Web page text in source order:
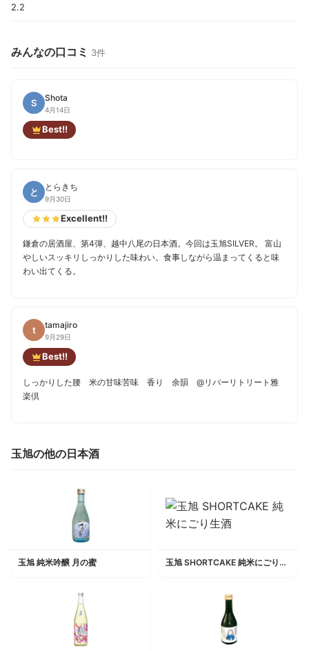
2.2
みんなの口コミ 3件
S Shota
4月14日
Best!!
と とらきち
9月30日
Excellent!!
鎌倉の居酒屋、第4弾、越中八尾の日本酒。今回は玉旭SILVER。 富山
やしいスッキリしっかりした味わい。食事しながら温まってくると味
わい出てくる。
t tamajiro
9月29日
Best!!
しっかりした腰 米の甘味苦味 香り 余韻 @リバーリトリート雅
楽倶
玉旭の他の日本酒
玉旭 純米吟醸 月の蜜 玉旭 SHORTCAKE 純米にごり生酒